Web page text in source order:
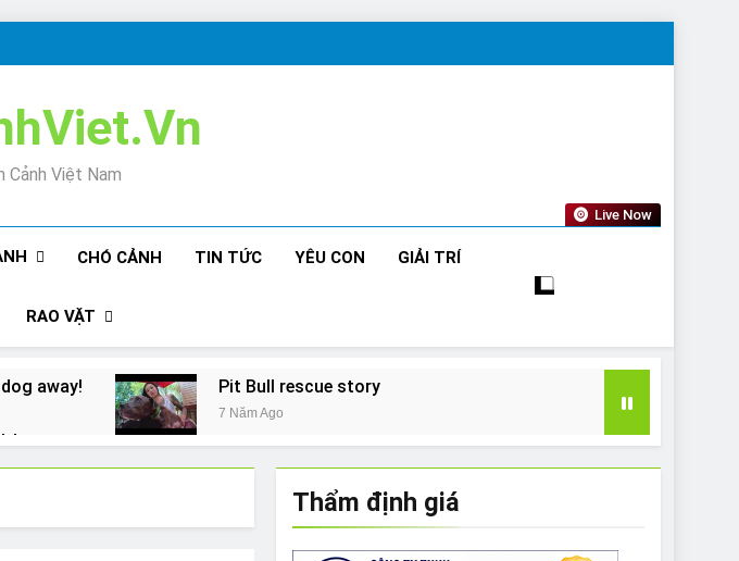
Cảnh Việt Nam
Live Now
CHÓ CẢNH TIN TỨC YÊU CON GIẢI TRÍ
RAO VẶT
away! Pit Bull rescue story
7 Năm Ago
here’s why!
The Ultimate Guide to What Bulldogs Can (and can’t) Eat
Thẩm định giá